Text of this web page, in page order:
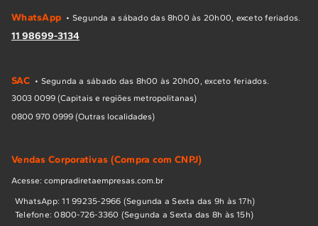
WhatsApp • Segunda a sábado das 8h00 às 20h00, exceto feriados.
11 98699-3134
SAC • Segunda a sábado das 8h00 às 20h00, exceto feriados.
3003 0099 (Capitais e regiões metropolitanas)
0800 970 0999 (Outras localidades)
Vendas Corporativas (Compra com CNPJ)
Acesse: compradiretaempresas.com.br
WhatsApp: 11 99235-2966 (Segunda a Sexta das 9h às 17h)
Telefone: 0800-726-3360 (Segunda a Sexta das 8h às 15h)